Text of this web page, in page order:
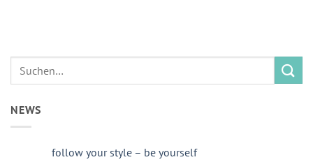
NEWS
follow your style – be yourself